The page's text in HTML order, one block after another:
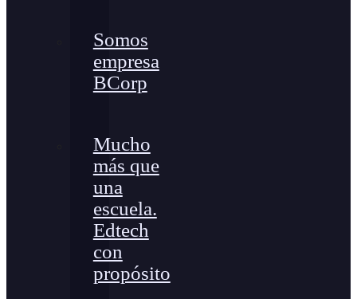
Somos
empresa
BCorp
Mucho
más que
una
escuela.
Edtech
con
propósito